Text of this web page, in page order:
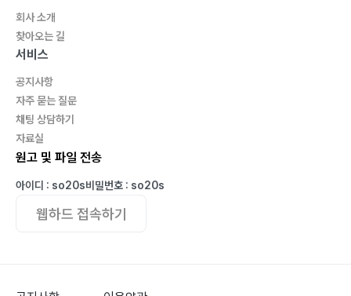
회사 소개
찾아오는 길
서비스
공지사항
자주 묻는 질문
채팅 상담하기
자료실
원고 및 파일 전송
아이디 : so20s비밀번호 : so20s
웹하드 접속하기